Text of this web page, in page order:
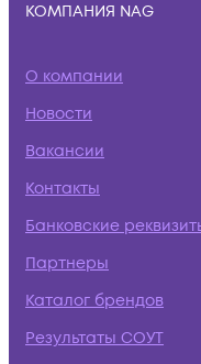
КОМПАНИЯ NAG
О компании
Новости
Вакансии
Контакты
Банковские
Партнеры
Каталог брендов
Результаты СОУТ